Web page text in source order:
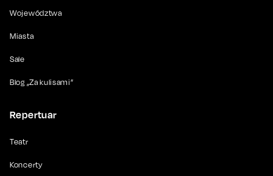
Województwa
Miasta
Sale
Blog „Za kulisami”
Repertuar
Teatr
Koncerty